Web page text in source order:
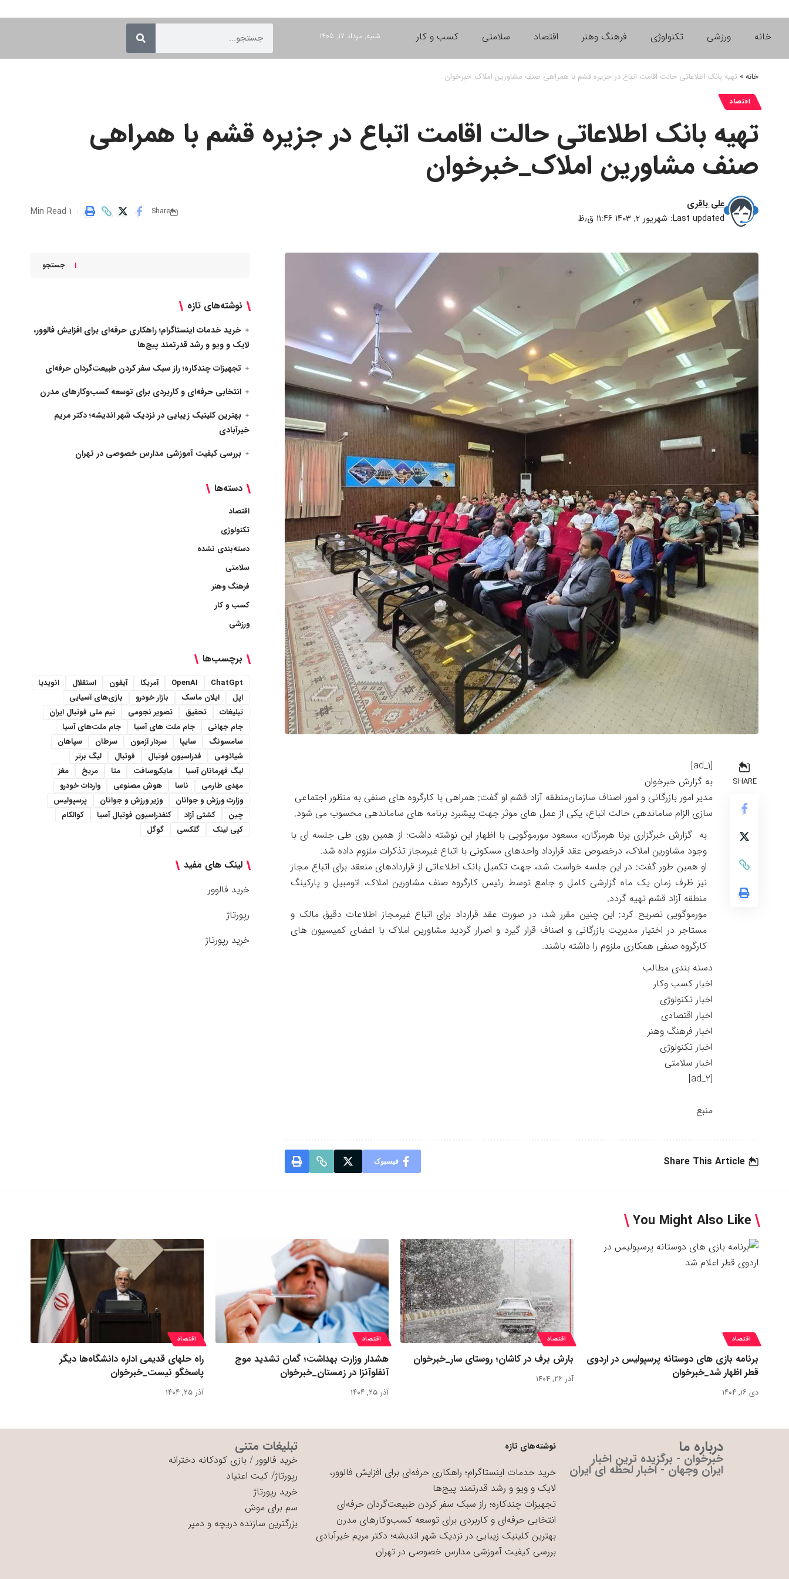
خانه ورزشی تکنولوژی فرهنگ وهنر اقتصاد سلامتی کسب و کار شنبه, مرداد ۱۷, ۱۴۰۵
خانه» تهیه بانک اطلاعاتی حالت اقامت اتباع در جزیره قشم با همراهی صنف مشاورین املاک_خبرخوان
اقتصاد
تهیه بانک اطلاعاتی حالت اقامت اتباع در جزیره قشم با همراهی
صنف مشاورین املاک_خبرخوان
Last updated: شهریور ۲, ۱۴۰۳ ۱۱:۴۶ ق٫ظ
علی باقری
Share
1 Min Read
SHARE
[ad_1]
به گزارش خبرخوان
مدیر امور بازرگانی و امور اصناف سازمان‌منطقه آزاد قشم او گفت: همراهی با کارگروه های صنفی به منظور اجتماعی
سازی الزام ساماندهی حالت اتباع، یکی از عمل های موثر جهت پیشبرد برنامه های ساماندهی محسوب می شود.
به گزارش خبرگزاری برنا هرمزگان، مسعود مورموگویی با اظهار این نوشته داشت: از همین روی طی جلسه ای با
وجود مشاورین املاک، درخصوص عقد قرارداد واحدهای مسکونی با اتباع غیرمجاز تذکرات ملزوم داده شد.
او همین طور گفت: در این جلسه خواست شد، جهت تکمیل بانک اطلاعاتی از قراردادهای منعقد برای اتباع مجاز
نیز ظرف زمان یک ماه گزارشی کامل و جامع توسط رئیس کارگروه صنف مشاورین املاک، اتومبیل و پارکینگ
منطقه آزاد قشم تهیه گردد.
مورموگویی تصریح کرد: این چنین مقرر شد، در صورت عقد قرارداد برای اتباع غیرمجاز اطلاعات دقیق مالک و
مستاجر در اختیار مدیریت بازرگانی و اصناف قرار گیرد و اصرار گردید مشاورین املاک با اعضای کمیسیون های
کارگروه صنفی همکاری ملزوم را داشته باشند.
دسته بندی مطالب
اخبار کسب وکار
اخبار تکنولوژی
اخبار اقتصادی
اخبار فرهنگ وهنر
اخبار تکنولوژی
اخبار سلامتی
[ad_2]
منبع
Share This Article فیسبوک
جستجو
نوشته‌های تازه
خرید خدمات اینستاگرام؛ راهکاری حرفه‌ای برای افزایش فالوور،
لایک و ویو و رشد قدرتمند پیج‌ها
تجهیزات چندکاره؛ راز سبک سفر کردن طبیعت‌گردان حرفه‌ای
انتخابی حرفه‌ای و کاربردی برای توسعه کسب‌وکارهای مدرن
بهترین کلینیک زیبایی در نزدیک شهر اندیشه؛ دکتر مریم
خیرآبادی
بررسی کیفیت آموزشی مدارس خصوصی در تهران
دسته‌ها
اقتصاد
تکنولوژی
دسته‌بندی نشده
سلامتی
فرهنگ وهنر
کسب و کار
ورزشی
برچسب‌ها
ChatGpt
OpenAI آمریکا آیفون استقلال
انویدیا
اپل
ایلان ماسک بازار خودرو
بازی‌های آسیایی
تبلیغات
تحقیق تصویر نجومی
تیم ملی فوتبال ایران
جام جهانی
جام ملت های آسیا
جام ملت‌های آسیا
سامسونگ
سایپا سردار آزمون سرطان
سپاهان
شیائومی
فدراسیون فوتبال فوتبال
لیگ برتر
لیگ قهرمانان آسیا
مایکروسافت متا مریخ
مغز
مهدی طارمی
ناسا هوش مصنوعی
واردات خودرو
وزارت ورزش و جوانان
وزیر ورزش و جوانان
پرسپولیس
چین
کشتی آزاد کنفدراسیون فوتبال آسیا
کوالکام
کپی لینک
گلکسی گوگل
لینک های مفید
خرید فالوور
رپورتاژ
خرید رپورتاژ
You Might Also Like
اقتصاد
برنامه بازی های دوستانه پرسپولیس در اردوی
قطر اظهار شد_خبرخوان
دی ۱۶, ۱۴۰۴
اقتصاد
بارش برف در کاشان؛ روستای سار_خبرخوان
آذر ۲۶, ۱۴۰۴
اقتصاد
هشدار وزارت بهداشت؛ گمان تشدید موج
آنفلوآنزا در زمستان_خبرخوان
آذر ۲۵, ۱۴۰۴
اقتصاد
راه حلهای قدیمی اداره دانشگاه‌ها دیگر
پاسخگو نیست_خبرخوان
آذر ۲۵, ۱۴۰۴
درباره ما
خبرخوان - برگزیده ترین اخبار
ایران وجهان - اخبار لحظه ای ایران
نوشته‌های تازه
خرید خدمات اینستاگرام؛ راهکاری حرفه‌ای برای افزایش فالوور،
لایک و ویو و رشد قدرتمند پیج‌ها
تجهیزات چندکاره؛ راز سبک سفر کردن طبیعت‌گردان حرفه‌ای
انتخابی حرفه‌ای و کاربردی برای توسعه کسب‌وکارهای مدرن
بهترین کلینیک زیبایی در نزدیک شهر اندیشه؛ دکتر مریم خیرآبادی
بررسی کیفیت آموزشی مدارس خصوصی در تهران
تبلیغات متنی
خرید فالوور /بازی کودکانه دخترانه
رپورتاژ/کیت اعتیاد
خرید رپورتاژ
سم برای موش
بزرگترین سازنده دریچه و دمپر